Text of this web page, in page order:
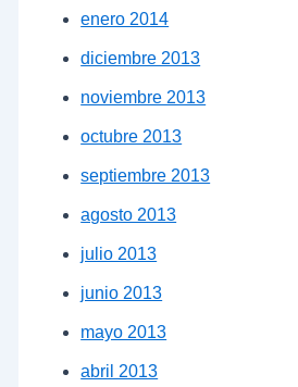
enero 2014
diciembre 2013
noviembre 2013
octubre 2013
septiembre 2013
agosto 2013
julio 2013
junio 2013
mayo 2013
abril 2013